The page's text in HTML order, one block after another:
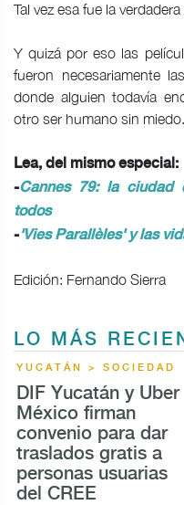
Tal vez esa fue la
Y quizá por eso las
fueron necesariamente
donde alguien todavía
otro ser humano sin miedo.
Lea, del mismo especial:
-Cannes 79: la ciudad
todos
-'Vies Parallèles' y las
Edición: Fernando Sierra
LO MÁS
YUCATÁN > SOCIEDAD
DIF Yucatán y Uber
México firman
convenio para dar
traslados gratis a
personas usuarias
del CREE